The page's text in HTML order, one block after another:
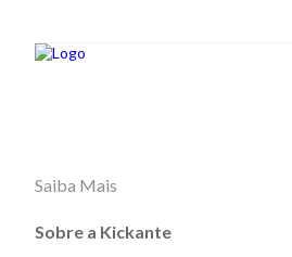
Saiba Mais
Sobre a Kickante